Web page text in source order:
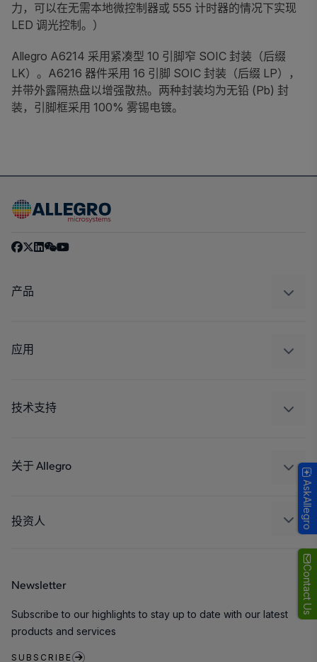
Contact Us
力，可以在无需本地微控制器或 555 计时器的情况下实现
LED 调光控制。）
Allegro A6214 采用紧凑型 10 引脚窄 SOIC 封装（后缀
LK）。A6216 器件采用 16 引脚 SOIC 封装（后缀 LP），
并带外露隔热盘以增强散热。两种封装均为无铅 (Pb) 封
装，引脚框采用 100% 雾锡电镀。
产品
调节
应用
工业
技术支持
封装
关于 Allegro
人才招聘
联系我们
投资人
Newsletter
Subscribe to our highlights to stay up to date with our latest
products and services
SUBSCRIBE
AskAllegro